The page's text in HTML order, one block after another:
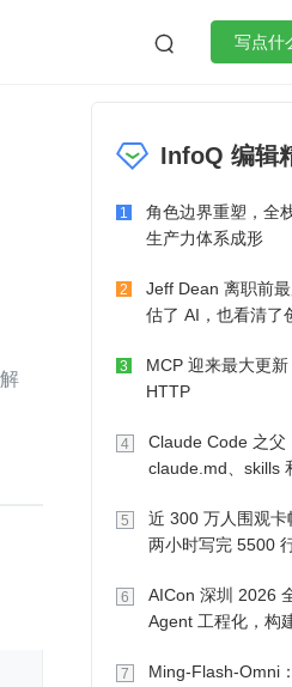
 写点什
微服务架构InfoQ 编辑
1
角色边界重塑，全
生产力体系成形
2
Jeff Dean 离职前
估了 AI，也看清了
3
MCP 迎来最大更
HTTP
4
Claude Code 之父
claude.md、skills
5
近 300 万人围观卡
两小时写完 5500
6
AICon 深圳 2026
Agent 工程化，构
7
Ming-Flash-Omni